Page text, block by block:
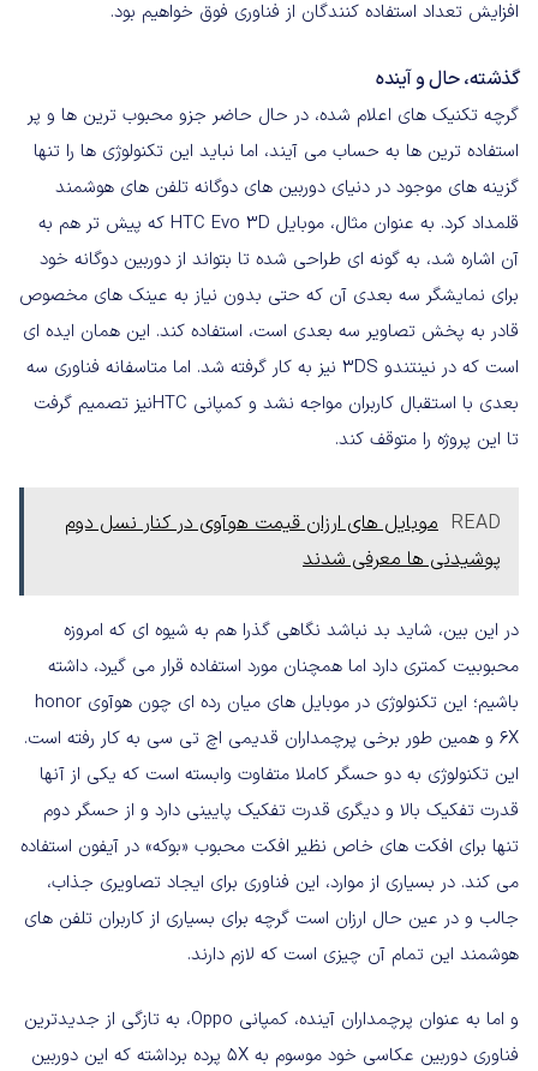
افزایش تعداد استفاده کنندگان از فناوری فوق خواهیم بود.
گذشته، حال و آینده
گرچه تکنیک های اعلام شده، در حال حاضر جزو محبوب ترین ها و پر
استفاده ترین ها به حساب می آیند، اما نباید این تکنولوژی ها را تنها
گزینه های موجود در دنیای دوربین های دوگانه تلفن های هوشمند
قلمداد کرد. به عنوان مثال، موبایل HTC Evo 3D که پیش تر هم به
آن اشاره شد، به گونه ای طراحی شده تا بتواند از دوربین دوگانه خود
برای نمایشگر سه بعدی آن که حتی بدون نیاز به عینک های مخصوص
قادر به پخش تصاویر سه بعدی است، استفاده کند. این همان ایده ای
است که در نینتندو 3DS نیز به کار گرفته شد. اما متاسفانه فناوری سه
بعدی با استقبال کاربران مواجه نشد و کمپانی HTC‌نیز تصمیم گرفت
تا این پروژه را متوقف کند.
READ موبایل های ارزان قیمت هوآوی در کنار نسل دوم
پوشیدنی ها معرفی شدند
در این بین، شاید بد نباشد نگاهی گذرا هم به شیوه ای که امروزه
محبوبیت کمتری دارد اما همچنان مورد استفاده قرار می گیرد، داشته
باشیم؛ این تکنولوژی در موبایل های میان رده ای چون هوآوی honor
6X و همین طور برخی پرچمداران قدیمی اچ تی سی به کار رفته است.
این تکنولوژی به دو حسگر کاملا متفاوت وابسته است که یکی از آنها
قدرت تفکیک بالا و دیگری قدرت تفکیک پایینی دارد و از حسگر دوم
تنها برای افکت های خاص نظیر افکت محبوب «بوکه» در آیفون استفاده
می کند. در بسیاری از موارد، این فناوری برای ایجاد تصاویری جذاب،
جالب و در عین حال ارزان است گرچه برای بسیاری از کاربران تلفن های
هوشمند این تمام آن چیزی است که لازم دارند.
و اما به عنوان پرچمداران آینده، کمپانی Oppo، به تازگی از جدیدترین
فناوری دوربین عکاسی خود موسوم به 5X پرده برداشته که این دوربین